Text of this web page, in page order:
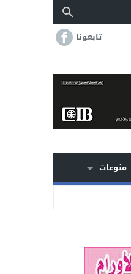
تابعونا
منوعات